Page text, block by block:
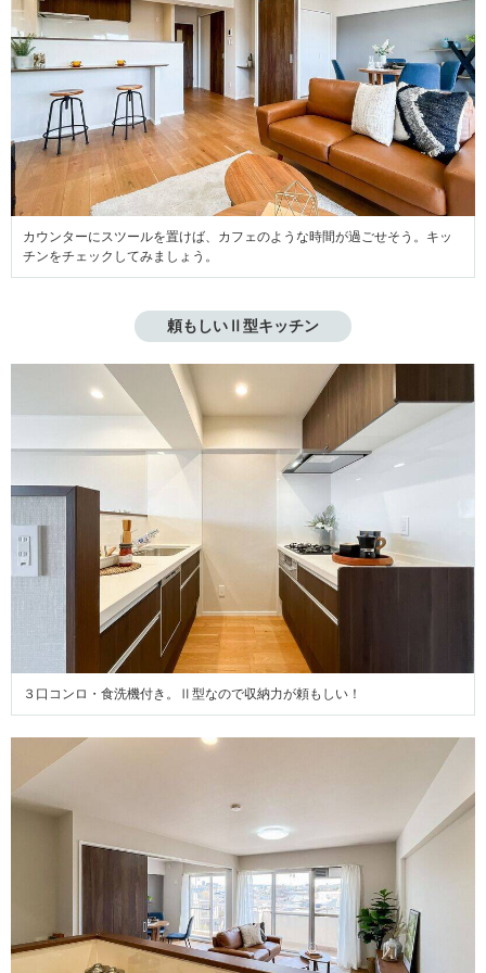
カウンターにスツールを置けば、カフェのような時間が過ごせそう。キッ
チンをチェックしてみましょう。
頼もしいⅡ型キッチン
３口コンロ・食洗機付き。Ⅱ型なので収納力が頼もしい！